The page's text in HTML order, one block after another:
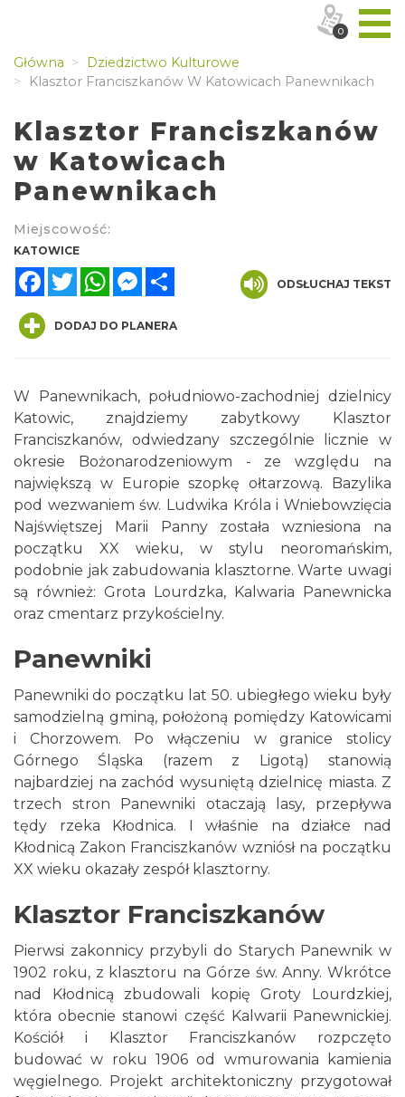
Główna
Dziedzictwo Kulturowe
Klasztor Franciszkanów W Katowicach Panewnikach
Klasztor Franciszkanów
w Katowicach
Panewnikach
Miejscowość:
KATOWICE
FacebookTwitterWhatsAppMessenger
ODSŁUCHAJ TEKST
DODAJ DO PLANERA
W Panewnikach, południowo-zachodniej dzielnicy
Katowic, znajdziemy zabytkowy Klasztor
Franciszkanów, odwiedzany szczególnie licznie w
okresie Bożonarodzeniowym - ze względu na
największą w Europie szopkę ołtarzową. Bazylika
pod wezwaniem św. Ludwika Króla i Wniebowzięcia
Najświętszej Marii Panny została wzniesiona na
początku XX wieku, w stylu neoromańskim,
podobnie jak zabudowania klasztorne. Warte uwagi
są również: Grota Lourdzka, Kalwaria Panewnicka
oraz cmentarz przykościelny.
Panewniki
Panewniki do początku lat 50. ubiegłego wieku były
samodzielną gminą, położoną pomiędzy Katowicami
i Chorzowem. Po włączeniu w granice stolicy
Górnego Śląska (razem z Ligotą) stanowią
najbardziej na zachód wysuniętą dzielnicę miasta. Z
trzech stron Panewniki otaczają lasy, przepływa
tędy rzeka Kłodnica. I właśnie na działce nad
Kłodnicą Zakon Franciszkanów wzniósł na początku
XX wieku okazały zespół klasztorny.
Klasztor Franciszkanów
Pierwsi zakonnicy przybyli do Starych Panewnik w
1902 roku, z klasztoru na Górze św. Anny. Wkrótce
nad Kłodnicą zbudowali kopię Groty Lourdzkiej,
która obecnie stanowi część Kalwarii Panewnickiej.
Kościół i Klasztor Franciszkanów rozpczęto
budować w roku 1906 od wmurowania kamienia
węgielnego. Projekt architektoniczny przygotował
0